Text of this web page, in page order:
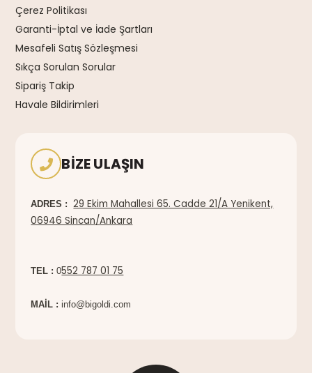
Çerez Politikası
Garanti-İptal ve İade Şartları
Mesafeli Satış Sözleşmesi
Sıkça Sorulan Sorular
Sipariş Takip
Havale Bildirimleri
BIZE ULAŞIN
ADRES :
29 Ekim Mahallesi 65. Cadde 21/A Yenikent,
06946 Sincan/Ankara
TEL : 0552 787 01 75
MAİL :info@bigoldi.com